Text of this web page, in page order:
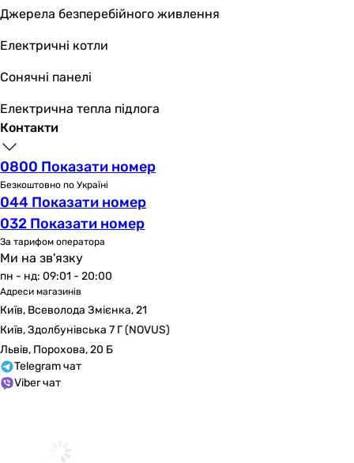
Джерела безперебійного живлення
Електричні котли
Сонячні панелі
Електрична тепла підлога
Контакти
0800 Показати номер
Безкоштовно по Україні
044 Показати номер
032 Показати номер
За тарифом оператора
Ми на зв'язку
пн - нд: 09:01 - 20:00
Адреси магазинів
Київ, Всеволода Змієнка, 21
Київ, Здолбунівська 7 Г (NOVUS)
Львів, Порохова, 20 Б
Telegram чат
Viber чат